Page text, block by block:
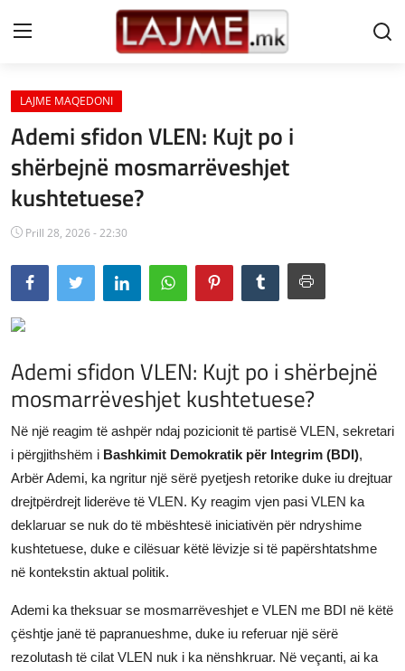
Shtëpi
LAJME MAQEDONI
SHQIPERI
KOSOVA
LAJME NGA BOTA
SHOWBIZ
SHENDETI
JETA
Gallery
Shqip
LAJME MAQEDONI
Ademi sfidon VLEN: Kujt po i
shërbejnë mosmarrëveshjet
kushtetuese?
Prill 28, 2026 - 22:30
Ademi sfidon VLEN: Kujt po i shërbejnë
mosmarrëveshjet kushtetuese?
Në një reagim të ashpër ndaj pozicionit të partisë VLEN, sekretari
i përgjithshëm i Bashkimit Demokratik për Integrim (BDI),
Arbër Ademi, ka ngritur një sërë pyetjesh retorike duke iu drejtuar
drejtpërdrejt liderëve të VLEN. Ky reagim vjen pasi VLEN ka
deklaruar se nuk do të mbështesë iniciativën për ndryshime
kushtetuese, duke e cilësuar këtë lëvizje si të papërshtatshme
në kontekstin aktual politik.
Ademi ka theksuar se mosmarrëveshjet e VLEN me BDI në këtë
çështje janë të papranueshme, duke iu referuar një sërë
rezolutash të cilat VLEN nuk i ka nënshkruar. Në veçanti, ai ka